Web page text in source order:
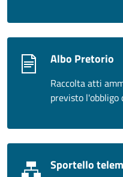
Albo Pretorio
Raccolta atti
previsto l'obbligo
Sportello